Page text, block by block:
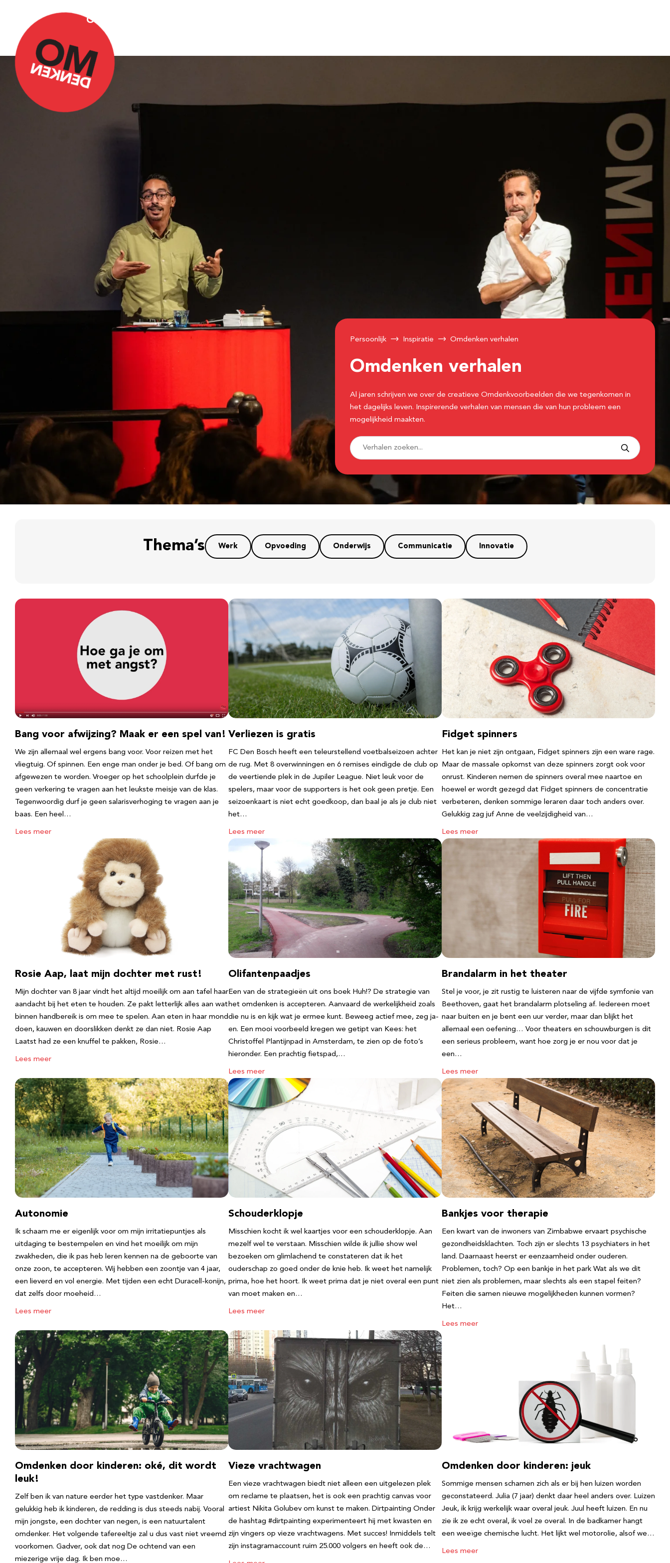
Over Omdenken
Persoonlijk Inspiratie Omdenken verhalen
Omdenken verhalen
Al jaren schrijven we over de creatieve Omdenkvoorbeelden die we tegenkomen in
het dagelijks leven. Inspirerende verhalen van mensen die van hun probleem een
mogelijkheid maakten.
Thema’s Werk Opvoeding Onderwijs Communicatie Innovatie
Bang voor afwijzing? Maak er een spel van!
We zijn allemaal wel ergens bang voor. Voor reizen met het
vliegtuig. Of spinnen. Een enge man onder je bed. Of bang om
afgewezen te worden. Vroeger op het schoolplein durfde je
geen verkering te vragen aan het leukste meisje van de klas.
Tegenwoordig durf je geen salarisverhoging te vragen aan je
baas. Een heel…
Lees meer
Verliezen is gratis
FC Den Bosch heeft een teleurstellend voetbalseizoen achter
de rug. Met 8 overwinningen en 6 remises eindigde de club op
de veertiende plek in de Jupiler League. Niet leuk voor de
spelers, maar voor de supporters is het ook geen pretje. Een
seizoenkaart is niet echt goedkoop, dan baal je als je club niet
het…
Lees meer
Fidget spinners
Het kan je niet zijn ontgaan, Fidget spinners zijn een ware rage.
Maar de massale opkomst van deze spinners zorgt ook voor
onrust. Kinderen nemen de spinners overal mee naartoe en
hoewel er wordt gezegd dat Fidget spinners de concentratie
verbeteren, denken sommige leraren daar toch anders over.
Gelukkig zag juf Anne de veelzijdigheid van…
Lees meer
Rosie Aap, laat mijn dochter met rust!
Mijn dochter van 8 jaar vindt het altijd moeilijk om aan tafel haar
aandacht bij het eten te houden. Ze pakt letterlijk alles aan wat
binnen handbereik is om mee te spelen. Aan eten in haar mond
doen, kauwen en doorslikken denkt ze dan niet. Rosie Aap
Laatst had ze een knuffel te pakken, Rosie…
Lees meer
Olifantenpaadjes
Een van de strategieën uit ons boek Huh!? De strategie van
het omdenken is accepteren. Aanvaard de werkelijkheid zoals
die nu is en kijk wat je ermee kunt. Beweeg actief mee, zeg ja-
en. Een mooi voorbeeld kregen we getipt van Kees: het
Christoffel Plantijnpad in Amsterdam, te zien op de foto’s
hieronder. Een prachtig fietspad,…
Lees meer
Brandalarm in het theater
Stel je voor, je zit rustig te luisteren naar de vijfde symfonie van
Beethoven, gaat het brandalarm plotseling af. Iedereen moet
naar buiten en je bent een uur verder, maar dan blijkt het
allemaal een oefening… Voor theaters en schouwburgen is dit
een serieus probleem, want hoe zorg je er nou voor dat je
een…
Lees meer
Autonomie
Ik schaam me er eigenlijk voor om mijn irritatiepuntjes als
uitdaging te bestempelen en vind het moeilijk om mijn
zwakheden, die ik pas heb leren kennen na de geboorte van
onze zoon, te accepteren. Wij hebben een zoontje van 4 jaar,
een lieverd en vol energie. Met tijden een echt Duracell-konijn,
dat zelfs door moeheid…
Lees meer
Schouderklopje
Misschien kocht ik wel kaartjes voor een schouderklopje. Aan
mezelf wel te verstaan. Misschien wilde ik jullie show wel
bezoeken om glimlachend te constateren dat ik het
ouderschap zo goed onder de knie heb. Ik weet het namelijk
prima, hoe het hoort. Ik weet prima dat je niet overal een punt
van moet maken en…
Lees meer
Bankjes voor therapie
Een kwart van de inwoners van Zimbabwe ervaart psychische
gezondheidsklachten. Toch zijn er slechts 13 psychiaters in het
land. Daarnaast heerst er eenzaamheid onder ouderen.
Problemen, toch? Op een bankje in het park Wat als we dit
niet zien als problemen, maar slechts als een stapel feiten?
Feiten die samen nieuwe mogelijkheden kunnen vormen?
Het…
Lees meer
Omdenken door kinderen: oké, dit wordt
leuk!
Zelf ben ik van nature eerder het type vastdenker. Maar
gelukkig heb ik kinderen, de redding is dus steeds nabij. Vooral
mijn jongste, een dochter van negen, is een natuurtalent
omdenker. Het volgende tafereeltje zal u dus vast niet vreemd
voorkomen. Gadver, ook dat nog De ochtend van een
miezerige vrije dag. Ik ben moe…
Vieze vrachtwagen
Een vieze vrachtwagen biedt niet alleen een uitgelezen plek
om reclame te plaatsen, het is ook een prachtig canvas voor
artiest Nikita Golubev om kunst te maken. Dirtpainting Onder
de hashtag #dirtpainting experimenteert hij met kwasten en
zijn vingers op vieze vrachtwagens. Met succes! Inmiddels telt
zijn instagramaccount ruim 25.000 volgers en heeft ook de…
Omdenken door kinderen: jeuk
Sommige mensen schamen zich als er bij hen luizen worden
geconstateerd. Julia (7 jaar) denkt daar heel anders over. Luizen
Jeuk, ik krijg werkelijk waar overal jeuk. Juul heeft luizen. En nu
zie ik ze echt overal, ik voel ze overal. In de badkamer hangt
een weeïge chemische lucht. Het lijkt wel motorolie, alsof we…
Lees meer